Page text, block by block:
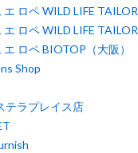
エ ロペ WILD LIFE TAILOR
エ ロペ WILD LIFE TAILOR
エ ロペ BIOTOP（大阪）
Shop
テラプレイス店